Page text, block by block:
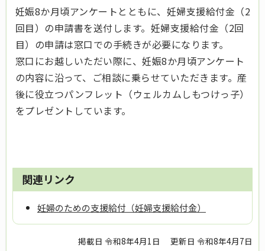
妊娠8か月頃アンケートとともに、妊婦支援給付金（2
回目）の申請書を送付します。妊婦支援給付金（2回
目）の申請は窓口での手続きが必要になります。
窓口にお越しいただい際に、妊娠8か月頃アンケート
の内容に沿って、ご相談に乗らせていただきます。産
後に役立つパンフレット（ウェルカムしもつけっ子）
をプレゼントしています。
関連リンク
妊婦のための支援給付（妊婦支援給付金）
掲載日 令和8年4月1日 更新日 令和8年4月7日